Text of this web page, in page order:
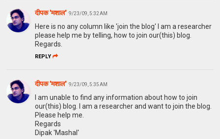
दीपक 'मशाल' 9/23/09, 5:32 AM
Here is no any column like 'join the blog' I am a researcher
please help me by telling, how to join our(this) blog.
Regards.
REPLY
दीपक 'मशाल' 9/23/09, 5:35 AM
I am unable to find any information about how to join
our(this) blog. I am a researcher and want to join the blog.
Please help me.
Regards
Dipak 'Mashal'